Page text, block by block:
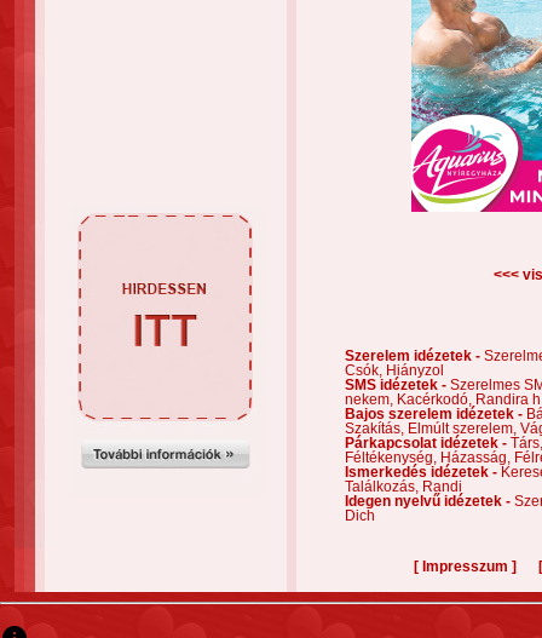
<<<
Szerelem idézetek -
Csók,
Hiányzol
SMS idézetek - Szerelmes
nekem,
Kacérkodó,
Randira
Bajos szerelem idézetek -
Szakítás,
Elmúlt szerelem,
Párkapcsolat idézetek -
Féltékenység,
Házasság,
Ismerkedés idézetek -
Találkozás,
Randi
Idegen nyelvű idézetek -
Dich
[ Impresszum ]